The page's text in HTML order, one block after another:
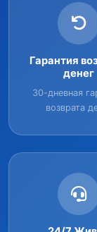
Гарантия
денег
30-дневная
возврата